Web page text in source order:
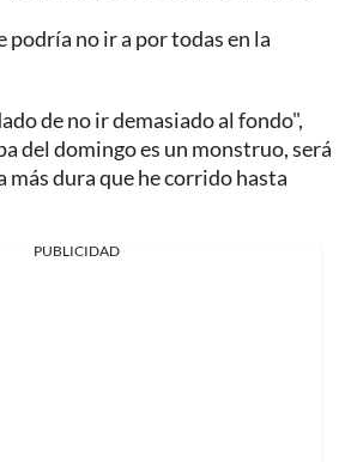
podría no ir a por todas en la
de no ir demasiado al fondo",
del domingo es un monstruo, será
más dura que he corrido hasta
PUBLICIDAD